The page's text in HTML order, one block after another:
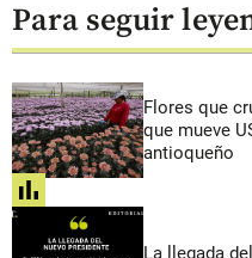
Para seguir
Flores que
que mueve
antioqueño
share
La llegada